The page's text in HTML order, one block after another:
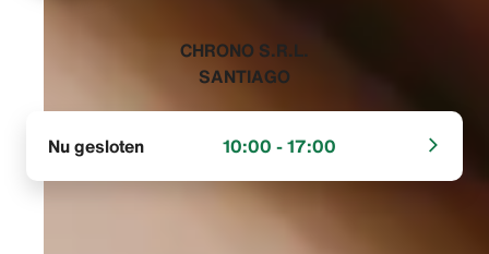
‭CHRONO S.R.L.
SANTIAGO‬
Nu gesloten 10:00 - 17:00